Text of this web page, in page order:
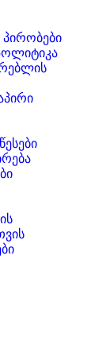
პირობები